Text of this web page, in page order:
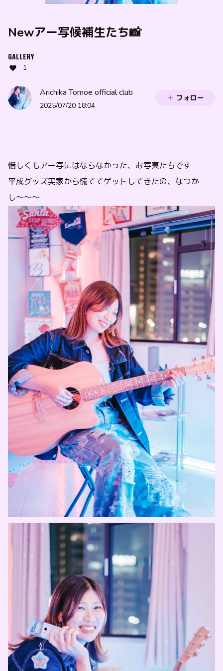
Newアー写候補生たち📸
GALLERY
1
Arichika Tomoe official club
2025/07/20 18:04
フォロー
惜しくもアー写にはならなかった、お写真たちです
平成グッズ実家から慌ててゲットしてきたの、なつか
し〜〜〜